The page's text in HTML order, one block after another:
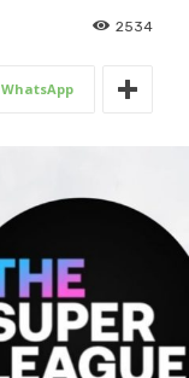
2534
WhatsApp